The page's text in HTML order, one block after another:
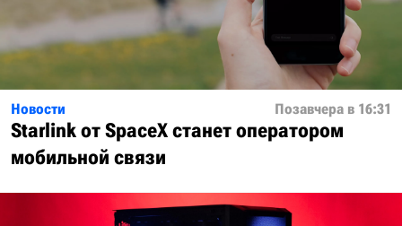
Новости Позавчера в 16:31
Starlink от SpaceX станет оператором
мобильной связи